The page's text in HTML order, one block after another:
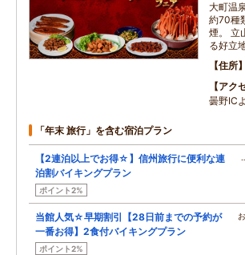
大町温
約70種
煙。 立
る好立
住所
アク
曇野IC
「年末 旅行」を含む宿泊プラン
【2連泊以上でお得☆】信州旅行に便利な連
泊割バイキングプラン
ポイント2%
当館人気☆早期割引【28日前までの予約が
一番お得】2食付バイキングプラン
ポイント2%